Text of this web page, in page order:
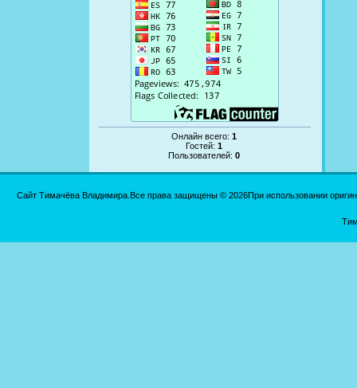
Онлайн всего:1
Гостей:1
Пользователей:0
Сайт Тимачёва Владимира.Все права защищены © 2026При использовании